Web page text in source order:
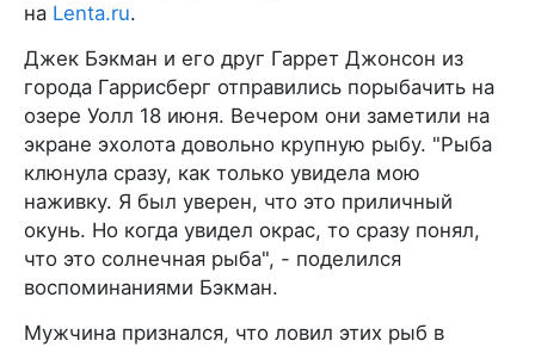
на Lenta.ru.
Джек Бэкман и его друг Гаррет Джонсон из
города Гаррисберг отправились порыбачить на
озере Уолл 18 июня. Вечером они заметили на
экране эхолота довольно крупную рыбу. "Рыба
клюнула сразу, как только увидела мою
наживку. Я был уверен, что это приличный
окунь. Но когда увидел окрас, то сразу понял,
что это солнечная рыба", - поделился
воспоминаниями Бэкман.
Мужчина признался, что ловил этих рыб в